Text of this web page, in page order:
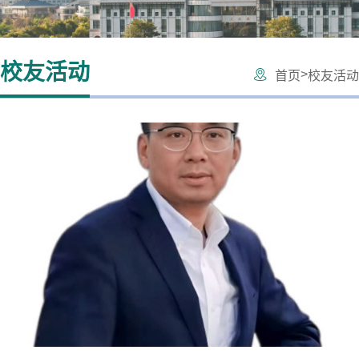
校友活动 首页>校友活动